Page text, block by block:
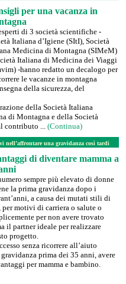
per una vacanza in
di 3 società scientifiche -
Italiana d’Igiene (SItI), Società
Medicina di Montagna (SIMeM)
Italiana di Medicina dei Viaggi
-hanno redatto un decalogo per
le vacanze in montagna
della sicurezza, del
della Società Italiana
di Montagna e della Società
contributo ... (Continua)
nell’affrontare una gravidanza così tardi
di diventare mamma a
sempre più elevato di donne
la prima gravidanza dopo i
a causa dei mutati stili di
per motivi di carriera o salute o
per non avere trovato
il partner ideale per realizzare
progetto.
senza ricorrere all’aiuto
prima dei 35 anni, avere
per mamma e bambino.